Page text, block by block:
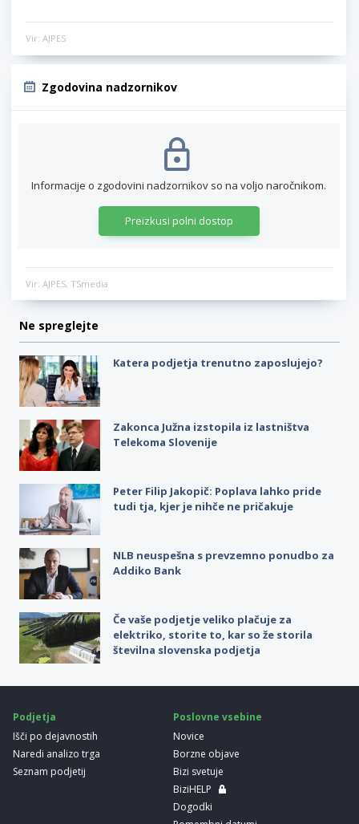
Vir: AJPES
Zgodovina nadzornikov
Informacije o zgodovini nadzornikov so na voljo naročnikom.
Preizkusi polni dostop
Vir: AJPES, TSmedia
Ne spreglejte
Katera podjetja trenutno zaposlujejo?
Zakonca Južna izstopila iz lastništva
Telekoma Slovenije
Peter Filip Jakopič: Poplava lahko pride
tudi tja, kjer je nihče ne pričakuje
NLB neuspešna s prevzemno ponudbo za
Addiko Bank
Če vaše podjetje veliko plačuje za
elektriko, storite to, kar so že storila
številna slovenska podjetja
Podjetja
Išči po dejavnostih
Naredi analizo trga
Seznam podjetij
Poslovne vsebine
Novice
Borzne objave
Bizi svetuje
BiziHELP
Dogodki